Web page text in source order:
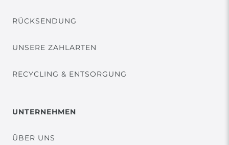
RÜCKSENDUNG
UNSERE ZAHLARTEN
RECYCLING & ENTSORGUNG
UNTERNEHMEN
ÜBER UNS